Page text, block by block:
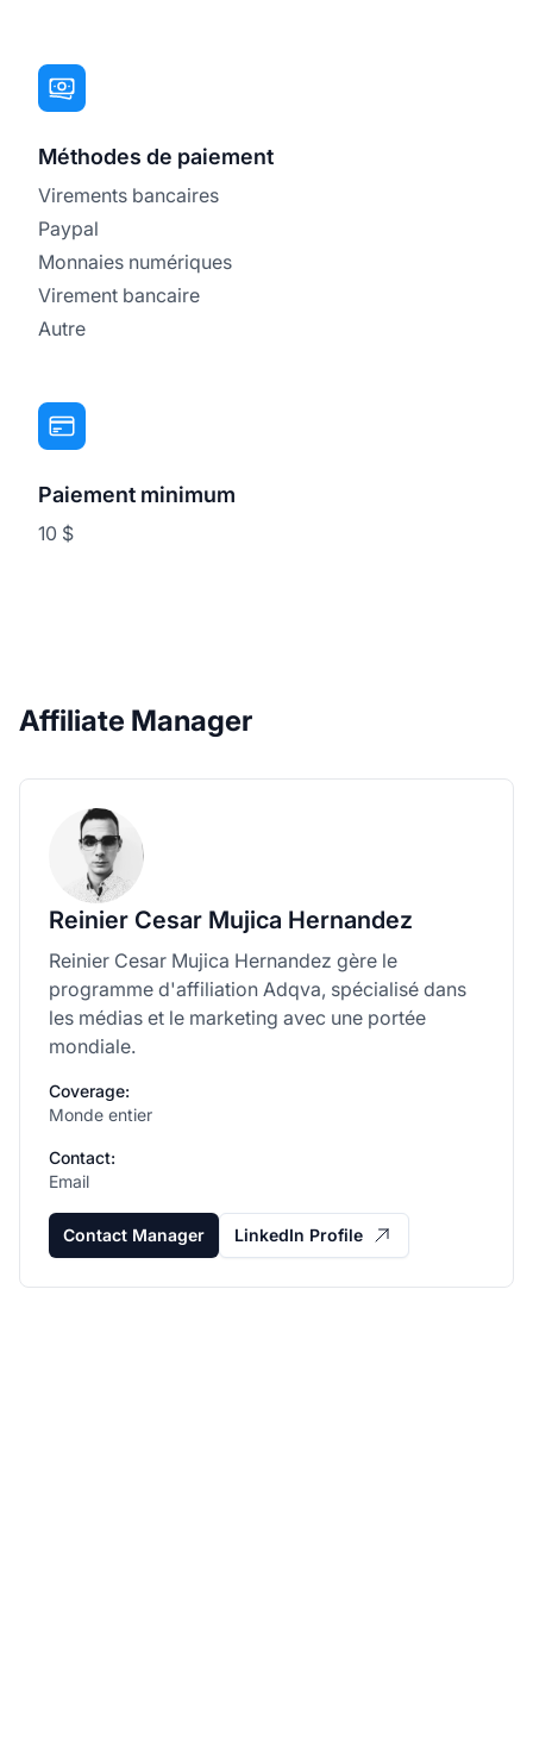
Méthodes de paiement
Virements bancaires
Paypal
Monnaies numériques
Virement bancaire
Autre
Paiement minimum
10 $
Affiliate Manager
Reinier Cesar Mujica Hernandez
Reinier Cesar Mujica Hernandez gère le
programme d'affiliation Adqva, spécialisé dans
les médias et le marketing avec une portée
mondiale.
Coverage:
Monde entier
Contact:
Email
Contact Manager LinkedIn Profile